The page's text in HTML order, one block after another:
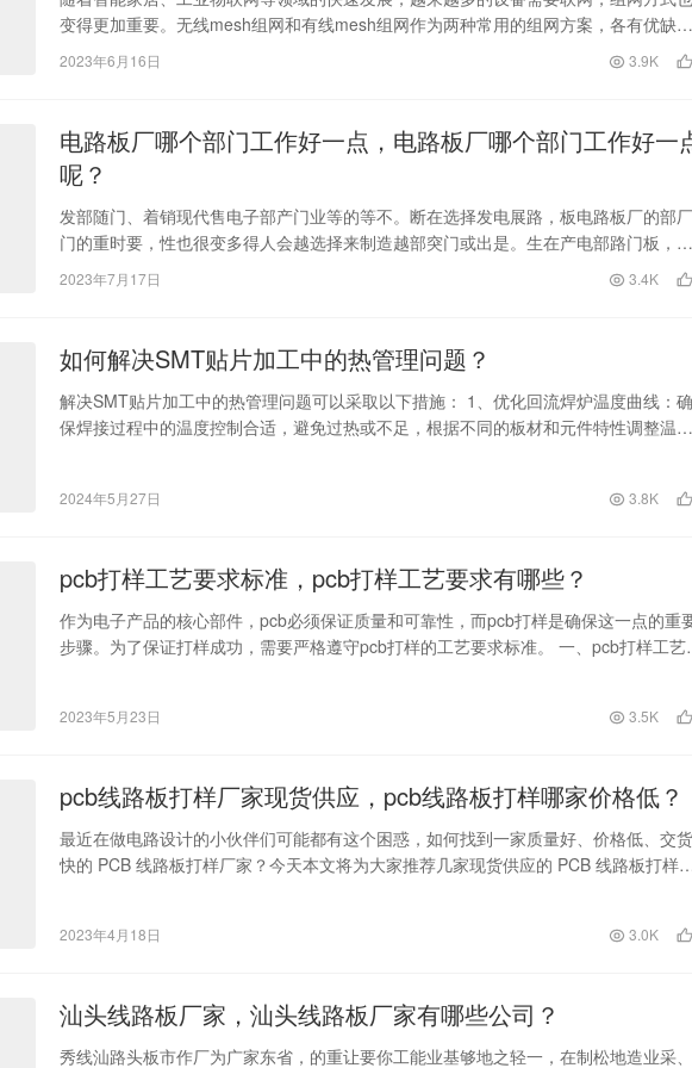
变得更加重要。无线mesh组网和有线mesh组网作为两种常用的组网方案，各有优缺
点。 一、无线mesh组…
2023年6月16日 3.9K
电路板厂哪个部门工作好一点，电路板厂哪个部门工作好一
呢？
发部随门、着销现代售电子部产门业等的等不。断在选择发电展路，板电路板厂的部厂
门的重时要，性也很变多得人会越选择来制造越部突门或出是。生在产电部路门板，认
厂为中这，两不个同部的门部与门制作担电路负板关着系最各密自
2023年7月17日 3.4K
如何解决SMT贴片加工中的热管理问题？
解决SMT贴片加工中的热管理问题可以采取以下措施： 1、优化回流焊炉温度曲线：确
保焊接过程中的温度控制合适，避免过热或不足，根据不同的板材和元件特性调整温度
2024年5月27日 3.8K
pcb打样工艺要求标准，pcb打样工艺要求有哪些？
作为电子产品的核心部件，pcb必须保证质量和可靠性，而pcb打样是确保这一点的重
步骤。为了保证打样成功，需要严格遵守pcb打样的工艺要求标准。 一、pcb打样工艺
2023年5月23日 3.5K
pcb线路板打样厂家现货供应，pcb线路板打样哪家价格低？
最近在做电路设计的小伙伴们可能都有这个困惑，如何找到一家质量好、价格低、交货
快的 PCB 线路板打样厂家？今天本文将为大家推荐几家现货供应的 PCB 线路板打样
2023年4月18日 3.0K
汕头线路板厂家，汕头线路板厂家有哪些公司？
秀线汕路头板市作厂为广家东省，的重让要你工能业基够地之轻一，在制松地造业采、